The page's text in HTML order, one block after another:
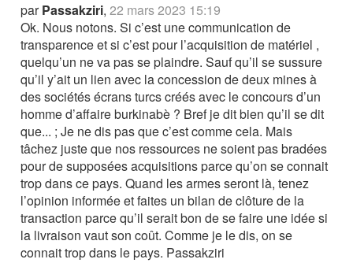
parPassakziri,22 mars 2023 15:19
Ok. Nous notons. Si c’est une communication de
transparence et si c’est pour l’acquisition de matériel ,
quelqu’un ne va pas se plaindre. Sauf qu’il se sussure
qu’il y’ait un lien avec la concession de deux mines à
des sociétés écrans turcs créés avec le concours d’un
homme d’affaire burkinabè ? Bref je dit bien qu’il se dit
que... ; Je ne dis pas que c’est comme cela. Mais
tâchez juste que nos ressources ne soient pas bradées
pour de supposées acquisitions parce qu’on se connait
trop dans ce pays. Quand les armes seront là, tenez
l’opinion informée et faites un bilan de clôture de la
transaction parce qu’il serait bon de se faire une idée si
la livraison vaut son coût. Comme je le dis, on se
connait trop dans le pays. Passakziri